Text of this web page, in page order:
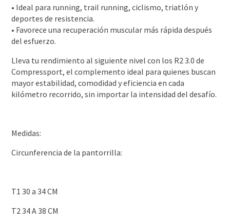
• Ideal para running, trail running, ciclismo, triatlón y
deportes de resistencia.
• Favorece una recuperación muscular más rápida después
del esfuerzo.
Lleva tu rendimiento al siguiente nivel con los R2 3.0 de
Compressport, el complemento ideal para quienes buscan
mayor estabilidad, comodidad y eficiencia en cada
kilómetro recorrido, sin importar la intensidad del desafío.
Medidas:
Circunferencia de la pantorrilla:
T1 30 a 34 CM
T2 34 A 38 CM